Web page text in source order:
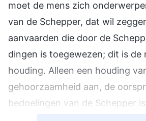
moet de mens zich
van de Schepper, dat wil
aanvaarden die door de
dingen is toegewezen; dit is de
houding. Alleen een houding
gehoorzaamheid aan, de
bedoelingen van de Schepper